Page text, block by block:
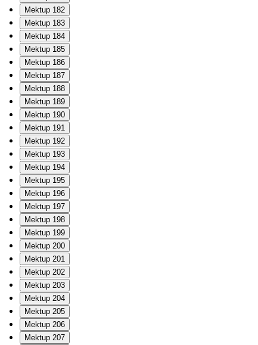
Mektup 182
Mektup 183
Mektup 184
Mektup 185
Mektup 186
Mektup 187
Mektup 188
Mektup 189
Mektup 190
Mektup 191
Mektup 192
Mektup 193
Mektup 194
Mektup 195
Mektup 196
Mektup 197
Mektup 198
Mektup 199
Mektup 200
Mektup 201
Mektup 202
Mektup 203
Mektup 204
Mektup 205
Mektup 206
Mektup 207